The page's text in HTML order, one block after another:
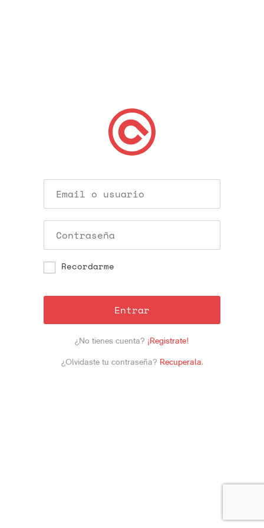
Recordarme
Entrar
¿No tienes cuenta? ¡Registrate!
¿Olvidaste tu contraseña? Recuperala.